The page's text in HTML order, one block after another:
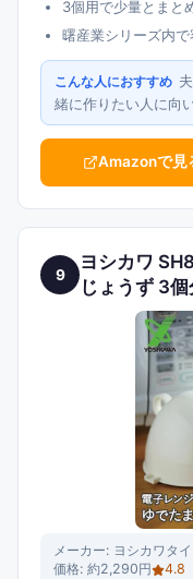
3個用で少量とまと
曙産業シリーズ内
こんな人におすすめ
緒に作りたい人に向
Amazonで見
9
ヨシカワ
じょうず 3個
メーカー: ヨシカワタ
価格: 約2,290円 4.8